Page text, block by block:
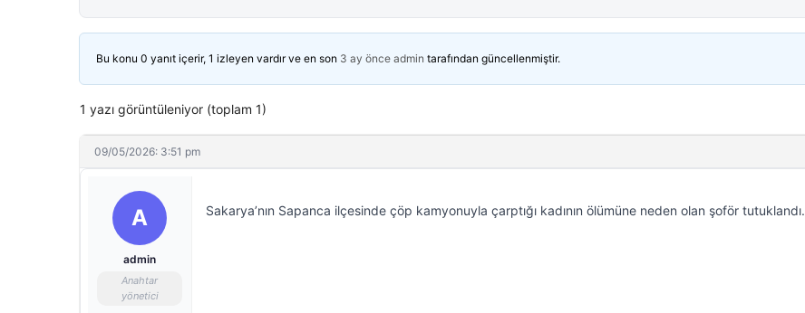
Bu konu 0 yanıt içerir, 1 izleyen vardır ve en son 3 ay önce admin tarafından güncellenmiştir.
1 yazı görüntüleniyor (toplam 1)
09/05/2026: 3:51 pm
A
admin
Anahtar
yönetici
Sakarya’nın Sapanca ilçesinde çöp kamyonuyla çarptığı kadının ölümüne neden olan şoför tutuklandı.